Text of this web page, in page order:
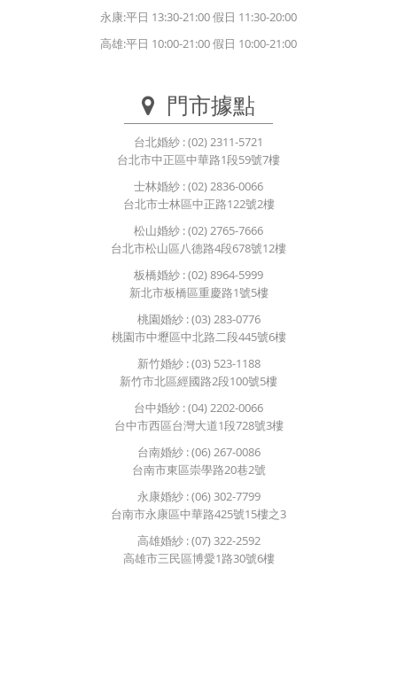
永康:平日 13:30-21:00 假日 11:30-20:00
高雄:平日 10:00-21:00 假日 10:00-21:00
門市據點
台北婚紗 : (02) 2311-5721
台北市中正區中華路1段59號7樓
士林婚紗 : (02) 2836-0066
台北市士林區中正路122號2樓
松山婚紗 : (02) 2765-7666
台北市松山區八德路4段678號12樓
板橋婚紗 : (02) 8964-5999
新北市板橋區重慶路1號5樓
桃園婚紗: (03) 283-0776
桃園市中壢區中北路二段445號6樓
新竹婚紗: (03) 523-1188
新竹市北區經國路2段100號5樓
台中婚紗 : (04) 2202-0066
台中市西區台灣大道1段728號3樓
台南婚紗: (06) 267-0086
台南市東區崇學路20巷2號
永康婚紗: (06) 302-7799
台南市永康區中華路425號15樓之3
高雄婚紗: (07) 322-2592
高雄市三民區博愛1路30號6樓